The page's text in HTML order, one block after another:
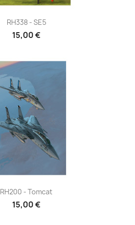
RH338 - SE5
15,00 €
RH200 - Tomcat
15,00 €